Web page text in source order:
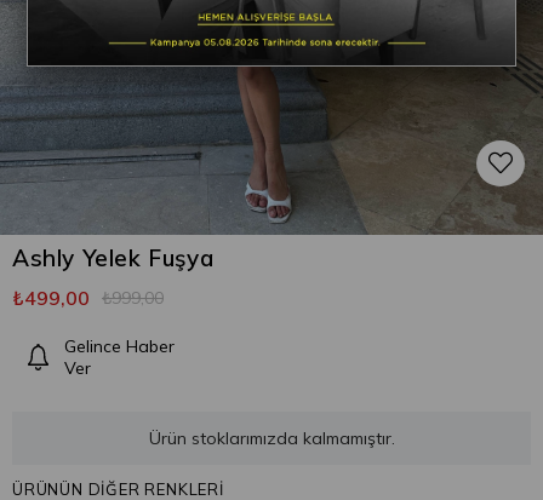
Ashly Yelek Fuşya
₺999,00
₺499,00
Gelince Haber
Ver
Ürün stoklarımızda kalmamıştır.
ÜRÜNÜN DİĞER RENKLERİ